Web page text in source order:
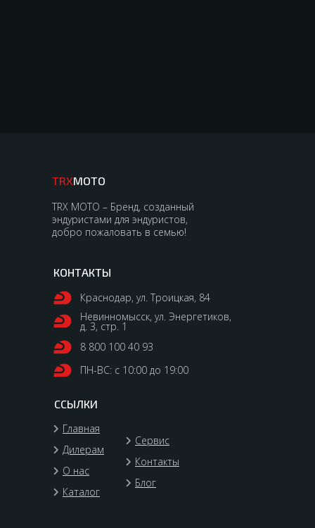
Краснодар, ул. Троицкая, 84
Невинномысск, ул. Энергетиков,
д. 3, стр. 1
8 800 100 40 93
ПН-ВС: с 10:00 до 19:00
КОНТАКТЫ
TRXMOTO
Главная
Дилерам
О нас
Блог
Контакты
Сервис
Каталог
ССЫЛКИ
TRX MOTO – Бренд, созданный
эндуристами для эндуристов,
добро пожаловать в семью!